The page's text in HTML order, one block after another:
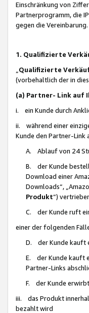
Einschränkung von
Partnerprogramm, die
gegen die Vereinbarung.
1. Qualifizierte
Qualifizierte
(vorbehaltlich der in
(a) Partner- Link auf
i. ein Kunde durch
ii. während einer
Kunde den Partner-
A. Ablauf von 24
B. der Kunde
Download einer
Downloads“,
Produkt“)
C. der Kunde ruft
einer der folgenden
D. der Kunde kauft
E. der Kunde kauft
Partner-Links
F. der Kunde
iii. das Produkt
bezahlt wird